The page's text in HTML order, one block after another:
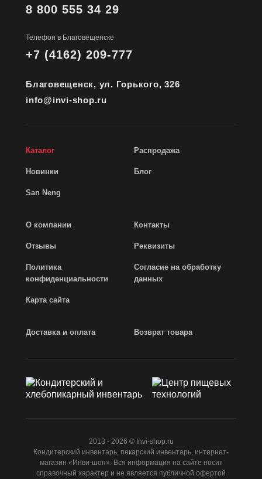
8 800 555 34 29
Телефон в Благовещенске
+7 (4162) 209-777
Благовещенск, ул. Горького, 326
info@invi-shop.ru
Каталог Распродажа
Новинки Блог
San Neng
О компании Контакты
Отзывы Реквизиты
Политика
конфиденциальности
Согласие на обработку
данных
Карта сайта
Доставка и оплата Возврат товара
2013 - 2026 © Invi-shop.ru
Кондитерский инвентарь, пекарский инвентарь, интернет-
магазин «Инви-шоп». Вся информация на сайте носит
справочный характер и не является публичной офертой